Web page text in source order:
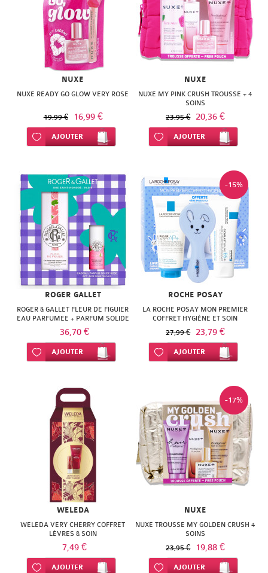
NUXE
NUXE READY GO GLOW VERY ROSE
19,99 € 16,99 €
Ajouter à ma liste d’envie
AJOUTER
NUXE
NUXE MY PINK CRUSH TROUSSE + 4
SOINS
23,95 € 20,36 €
Ajouter à ma liste d’envie
AJOUTER
ROGER GALLET
ROGER & GALLET FLEUR DE FIGUIER
EAU PARFUMEE + PARFUM SOLIDE
36,70 €
Ajouter à ma liste d’envie
AJOUTER
-15%
ROCHE POSAY
LA ROCHE POSAY MON PREMIER
COFFRET HYGIÈNE ET SOIN
27,99 € 23,79 €
Ajouter à ma liste d’envie
AJOUTER
WELEDA
WELEDA VERY CHERRY COFFRET
LÈVRES & SOIN
7,49 €
Ajouter à ma liste d’envie
AJOUTER
-17%
NUXE
NUXE TROUSSE MY GOLDEN CRUSH 4
SOINS
23,95 € 19,88 €
Ajouter à ma liste d’envie
AJOUTER